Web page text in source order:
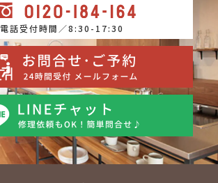
電話受付時間／8:30-17:30